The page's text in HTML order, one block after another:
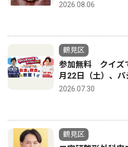
2026.08.06
鶴見区
参加無料 クイズ
月22日（土）、パ
2026.07.30
鶴見区